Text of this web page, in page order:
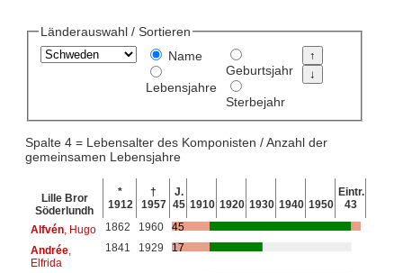
Länderauswahl / Sortieren
Name
Lebensjahre
Geburtsjahr
Sterbejahr
Spalte 4 = Lebensalter des Komponisten / Anzahl der
gemeinsamen Lebensjahre
Lille Bror
Söderlundh
*
1912
†
1957
J.
45 1910 1920 1930 1940 1950
Eintr.
43
Alfvén, Hugo 1862 1960
45
Andrée,
Elfrida
1841 1929 17